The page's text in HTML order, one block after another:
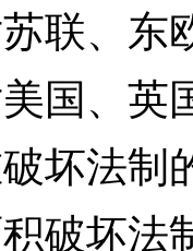
联、东
国、英
坏法制
破坏法